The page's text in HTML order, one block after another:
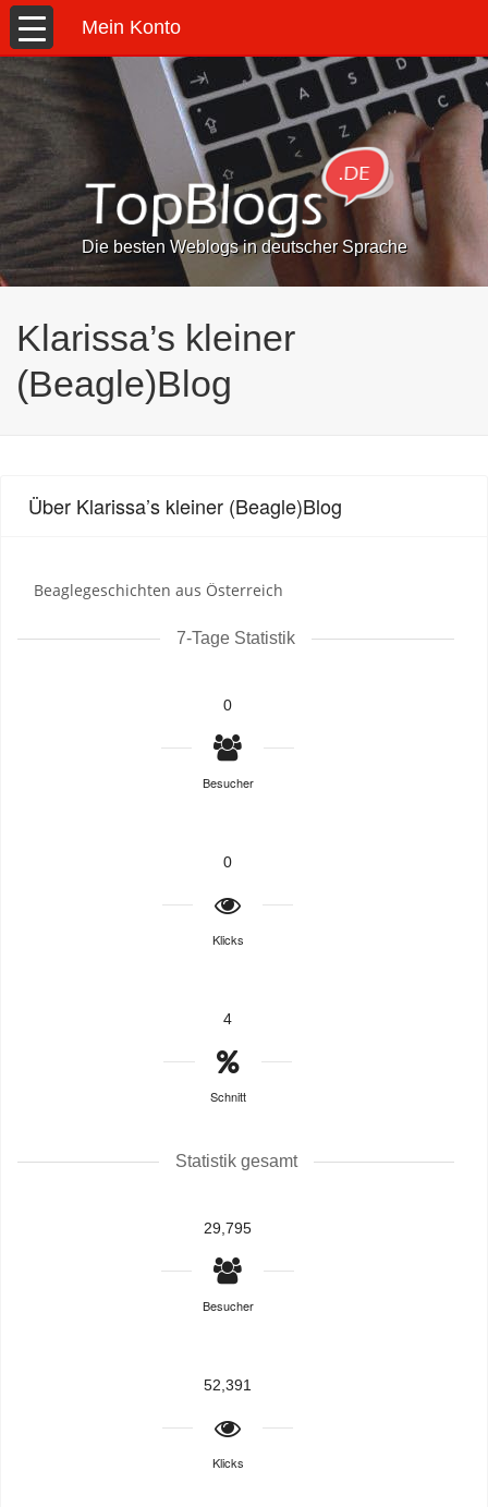
Mein Konto
Die besten Weblogs in deutscher Sprache
Klarissa’s kleiner
(Beagle)Blog
Über Klarissa’s kleiner (Beagle)Blog
Beaglegeschichten aus Österreich
7-Tage Statistik
0
Besucher
0
Klicks
4
Schnitt
Statistik gesamt
29,795
Besucher
52,391
Klicks